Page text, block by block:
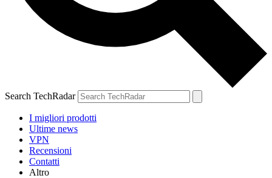
Search TechRadar
I migliori prodotti
Ultime news
VPN
Recensioni
Contatti
Altro